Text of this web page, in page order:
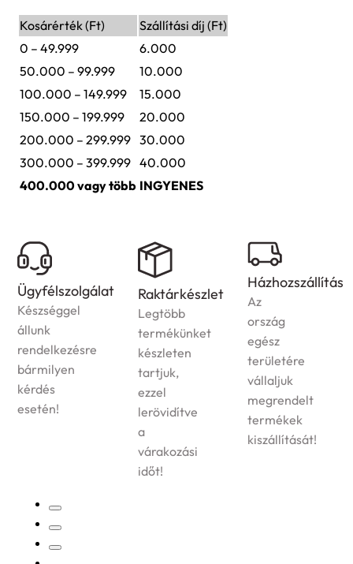
Kosárérték (Ft)
Szállítási díj (Ft)
0 – 49.999
6.000
50.000 – 99.999
10.000
100.000 – 149.999
15.000
150.000 – 199.999
20.000
200.000 – 299.999 30.000
300.000 – 399.999 40.000
400.000 vagy több INGYENES
Raktárkészlet
Legtöbb
termékünket
készleten
tartjuk,
ezzel
lerövidítve
Házhozszállítás
Az
ország
egész
területére
vállaljuk
megrendelt
termékek
Garancia
A
megfelelően
garanciát
vállalunk
termékeinkre!